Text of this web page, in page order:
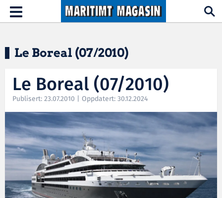
Hopp til hovedinnhold
Toggle
navigation
Le Boreal (07/2010)
Le Boreal (07/2010)
Publisert: 23.07.2010 | Oppdatert: 30.12.2024